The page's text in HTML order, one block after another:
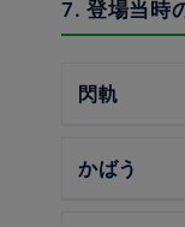
7. 登場当時
閃軌
かばう